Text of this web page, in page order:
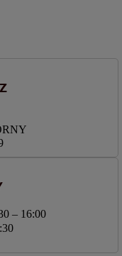
– 16:00